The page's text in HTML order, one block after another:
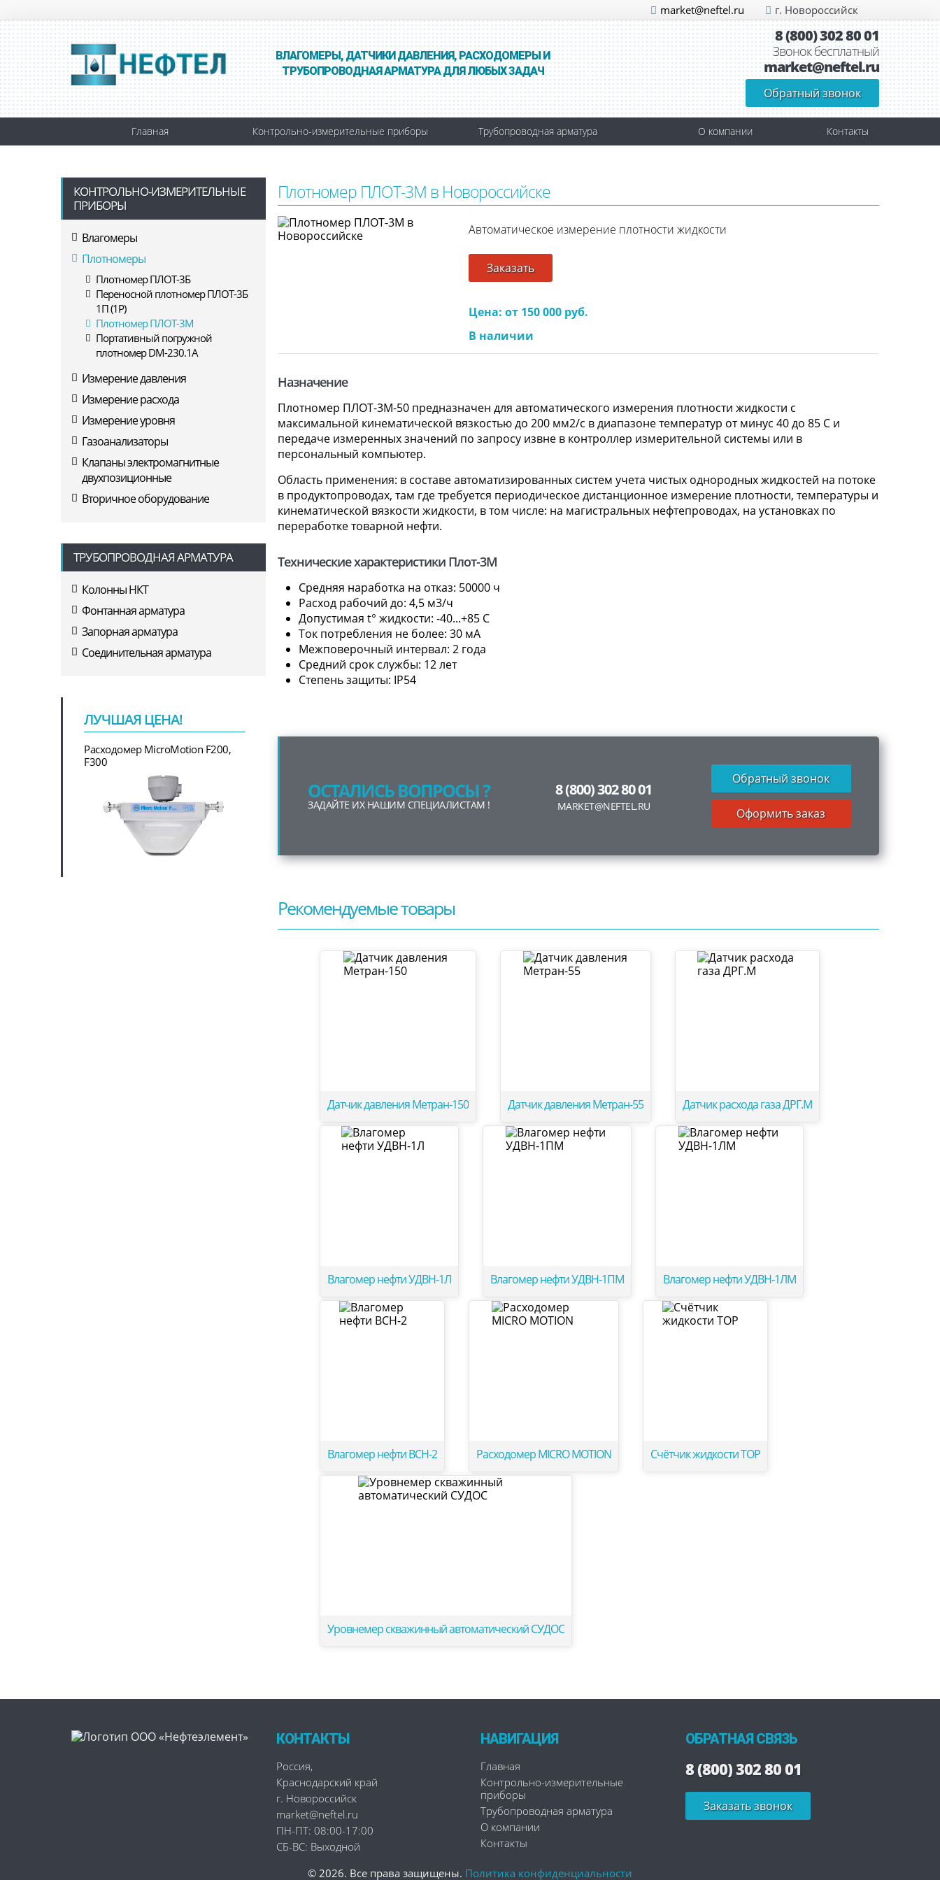
market@neftel.ru г. Новороссийск
ВЛАГОМЕРЫ, ДАТЧИКИ ДАВЛЕНИЯ, РАСХОДОМЕРЫ И
ТРУБОПРОВОДНАЯ АРМАТУРА ДЛЯ ЛЮБЫХ ЗАДАЧ
8 (800) 302 80 01
Звонок бесплатный
market@neftel.ru
Обратный звонок
Главная Контрольно-измерительные приборы Трубопроводная арматура О компании Контакты
КОНТРОЛЬНО-ИЗМЕРИТЕЛЬНЫЕ
ПРИБОРЫ
Влагомеры
Плотномеры
Плотномер ПЛОТ-3Б
Переносной плотномер ПЛОТ-3Б
1П (1Р)
Плотномер ПЛОТ-3М
Портативный погружной
плотномер DM-230.1A
Измерение давления
Измерение расхода
Измерение уровня
Газоанализаторы
Клапаны электромагнитные
двухпозиционные
Вторичное оборудование
ТРУБОПРОВОДНАЯ АРМАТУРА
Колонны НКТ
Фонтанная арматура
Запорная арматура
Соединительная арматура
ЛУЧШАЯ ЦЕНА!
Расходомер MicroMotion F200,
F300
Плотномер ПЛОТ-3М в Новороссийске
Автоматическое измерение плотности жидкости
Заказать
Цена: от 150 000 руб.
В наличии
Назначение
Плотномер ПЛОТ-3М-50 предназначен для автоматического измерения плотности жидкости с
максимальной кинематической вязкостью до 200 мм2/с в диапазоне температур от минус 40 до 85 С и
передаче измеренных значений по запросу извне в контроллер измерительной системы или в
персональный компьютер.
Область применения: в составе автоматизированных систем учета чистых однородных жидкостей на потоке
в продуктопроводах, там где требуется периодическое дистанционное измерение плотности, температуры и
кинематической вязкости жидкости, в том числе: на магистральных нефтепроводах, на установках по
переработке товарной нефти.
Технические характеристики Плот-3М
Средняя наработка на отказ: 50000 ч
Расход рабочий до: 4,5 м3/ч
Допустимая t° жидкости: -40...+85 С
Ток потребления не более: 30 мА
Межповерочный интервал: 2 года
Средний срок службы: 12 лет
Степень защиты: IP54
ОСТАЛИСЬ ВОПРОСЫ ?
ЗАДАЙТЕ ИХ НАШИМ СПЕЦИАЛИСТАМ !
8 (800) 302 80 01
MARKET@NEFTEL.RU
Обратный звонок
Оформить заказ
Рекомендуемые товары
Датчик давления Метран-150 Датчик давления Метран-55 Датчик расхода газа ДРГ.М
Влагомер нефти УДВН-1Л Влагомер нефти УДВН-1ПМ Влагомер нефти УДВН-1ЛМ
Влагомер нефти ВСН-2 Расходомер MICRO MOTION Счётчик жидкости ТОР
Уровнемер скважинный автоматический СУДОС
КОНТАКТЫ
Россия,
Краснодарский край
г. Новороссийск
market@neftel.ru
ПН-ПТ: 08:00-17:00
СБ-ВС: Выходной
НАВИГАЦИЯ
Главная
Контрольно-измерительные
приборы
Трубопроводная арматура
О компании
Контакты
ОБРАТНАЯ СВЯЗЬ
8 (800) 302 80 01
Заказать звонок
© 2026. Все права защищены. Политика конфиденциальности